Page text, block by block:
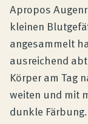
Apropos
kleinen
angesammelt
ausreichend
Körper am Tag
weiten und mit
dunkle Färbung.